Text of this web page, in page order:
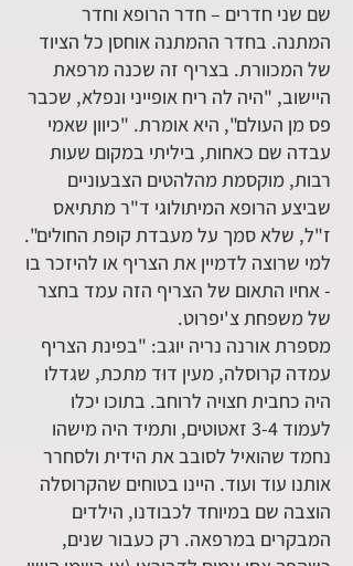
שם שני חדרים – חדר הרופא וחדר
המתנה. בחדר ההמתנה אוחסן כל הציוד
של המכוורת. בצריף זה שכנה מרפאת
היישוב, "היה לה ריח אופייני ונפלא, שכבר
פס מן העולם", היא אומרת. "כיוון שאמי
עבדה שם כאחות, ביליתי במקום שעות
רבות, מוקסמת מהלהטים הצבעוניים
שביצע הרופא המיתולוגי ד"ר מתתיאס
ז"ל, שלא סמך על מעבדת קופת החולים".
למי שרוצה לדמיין את הצריף או להיזכר בו
- אחיו התאום של הצריף הזה עמד בחצר
של משפחת צ'יפרוט.
מספרת אורנה נריה יוגב: "בפינת הצריף
עמדה קרוסלה, מעין דוּד מתכת, שגדלו
היה כחבית חצויה לרוחב. בתוכו יכלו
לעמוד 3-4 זאטוטים, ותמיד היה מישהו
נחמד שהואיל לסובב את הידית ולסחרר
אותנו עוד ועוד. היינו בטוחים שהקרוסלה
הוצבה שם במיוחד לכבודנו, הילדים
המבקרים במרפאה. רק כעבור שנים,